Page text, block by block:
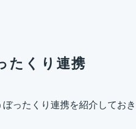
たくり連携
ったくり連携を紹介しておき